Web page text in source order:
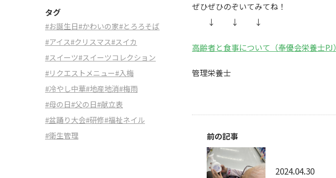
ぜひぜひのぞいてみてね！
↓ ↓ ↓
高齢者と食事について（奉優会栄養士PJ）
管理栄養士
前の記事
2024.04.30
タグ
#お誕生日#かわいの家#とろろそば
#アイス#クリスマス#スイカ
#スイーツ#スイーツコレクション
#リクエストメニュー#入梅
#冷やし中華#地産地消#梅雨
#母の日#父の日#献立表
#盆踊り大会#研修#福祉ネイル
#衛生管理